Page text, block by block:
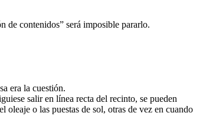
de contenidos” será imposible pararlo.
era la cuestión.
salir en línea recta del recinto, se pueden
oleaje o las puestas de sol, otras de vez en cuando